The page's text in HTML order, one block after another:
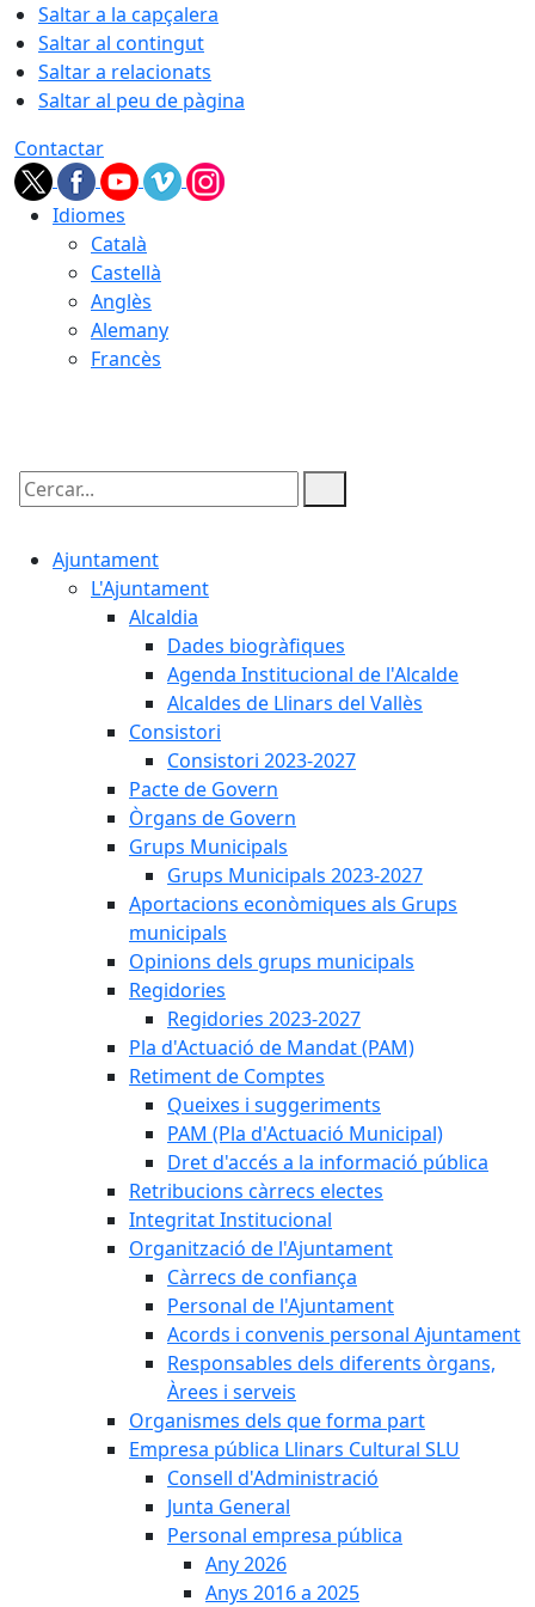
Saltar a la capçalera
Saltar al contingut
Saltar a relacionats
Saltar al peu de pàgina
Contactar
Idiomes
Català
Castellà
Anglès
Alemany
Francès
Cercar:
Ajuntament
L'Ajuntament
Alcaldia
Dades biogràfiques
Agenda Institucional de l'Alcalde
Alcaldes de Llinars del Vallès
Consistori
Consistori 2023-2027
Pacte de Govern
Òrgans de Govern
Grups Municipals
Grups Municipals 2023-2027
Aportacions econòmiques als Grups
municipals
Opinions dels grups municipals
Regidories
Regidories 2023-2027
Pla d'Actuació de Mandat (PAM)
Retiment de Comptes
Queixes i suggeriments
PAM (Pla d'Actuació Municipal)
Dret d'accés a la informació pública
Retribucions càrrecs electes
Integritat Institucional
Organització de l'Ajuntament
Càrrecs de confiança
Personal de l'Ajuntament
Acords i convenis personal Ajuntament
Responsables dels diferents òrgans,
Àrees i serveis
Organismes dels que forma part
Empresa pública Llinars Cultural SLU
Consell d'Administració
Junta General
Personal empresa pública
Any 2026
Anys 2016 a 2025